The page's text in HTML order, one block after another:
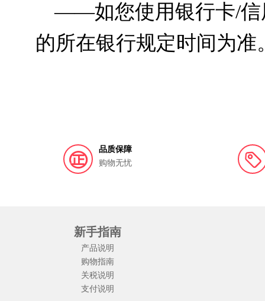
——如您使用银行卡/信
的所在银行规定时间为准
品质保障
购物无忧
新手指南
产品说明
购物指南
关税说明
支付说明